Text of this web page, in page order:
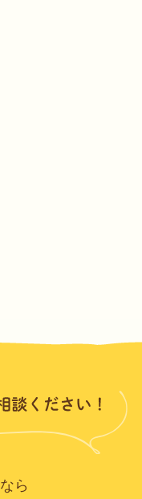
なら